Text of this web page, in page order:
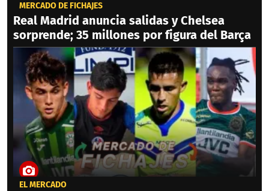
MERCADO DE FICHAJES
Real Madrid anuncia salidas y Chelsea
sorprende; 35 millones por figura del Barça
EL MERCADO